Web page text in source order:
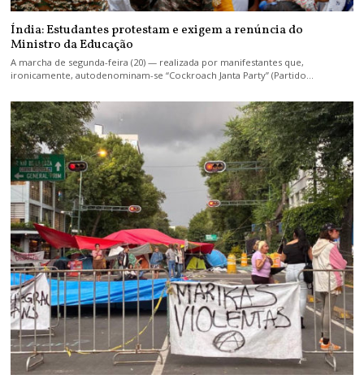
Índia: Estudantes protestam e exigem a renúncia do
Ministro da Educação
A marcha de segunda-feira (20) — realizada por manifestantes que,
ironicamente, autodenominam-se “Cockroach Janta Party” (Partido…